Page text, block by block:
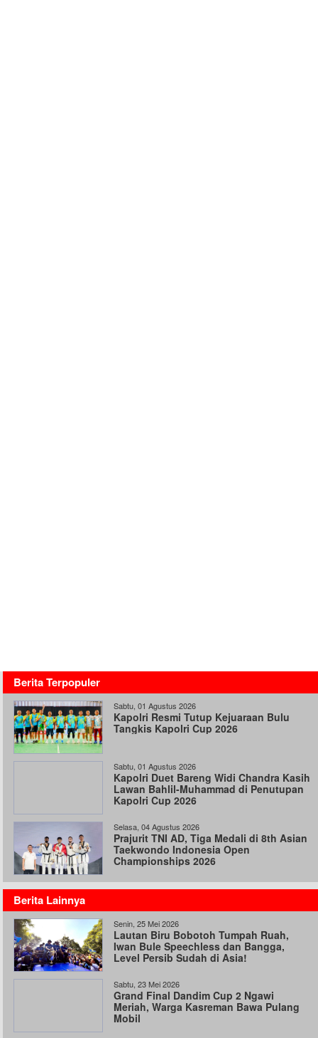
Berita Terpopuler
Sabtu, 01 Agustus 2026
Kapolri Resmi Tutup Kejuaraan Bulu
Tangkis Kapolri Cup 2026
Sabtu, 01 Agustus 2026
Kapolri Duet Bareng Widi Chandra Kasih
Lawan Bahlil-Muhammad di Penutupan
Kapolri Cup 2026
Selasa, 04 Agustus 2026
Prajurit TNI AD, Tiga Medali di 8th Asian
Taekwondo Indonesia Open
Championships 2026
Berita Lainnya
Senin, 25 Mei 2026
Lautan Biru Bobotoh Tumpah Ruah,
Iwan Bule Speechless dan Bangga,
Level Persib Sudah di Asia!
Sabtu, 23 Mei 2026
Grand Final Dandim Cup 2 Ngawi
Meriah, Warga Kasreman Bawa Pulang
Mobil